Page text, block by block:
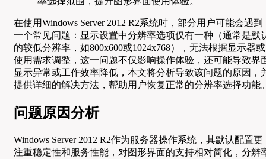
在使用Windows Server 2012 R2系统时，部分用户可能会遇到
一个常见问题：显示设置中分辨率选项仅有一种（通常是默
的较低分辨率，如800x600或1024x768），无法根据显示器或
使用需求调整，这一问题不仅影响操作体验，还可能导致界
显示异常或工作效率降低，本文将分析导致该问题的原因，
提供详细的解决方法，帮助用户恢复正常的分辨率选择功能
问题原因分析
Windows Server 2012 R2作为服务器操作系统，其默认配置更
注重稳定性和服务性能，对图形界面的支持相对简化，分辨